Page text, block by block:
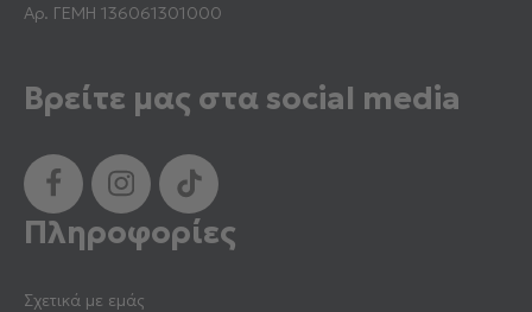
Αρ. ΓΕΜΗ 136061301000
Βρείτε μας στα social media
Πληροφορίες
Σχετικά με εμάς